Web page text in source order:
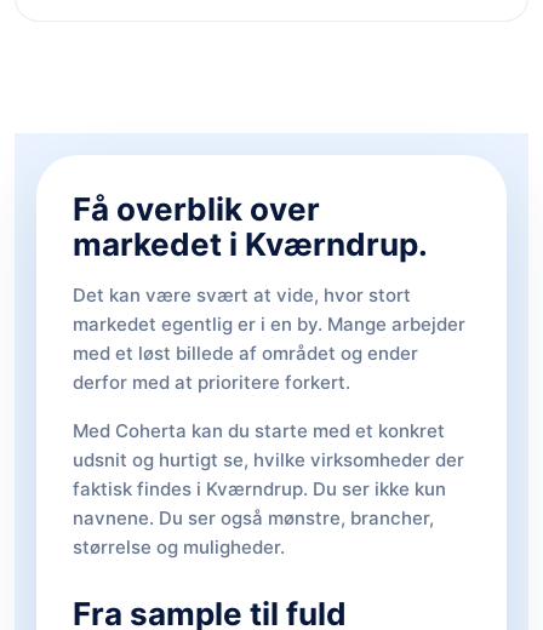
Få overblik over
markedet i Kværndrup.
Det kan være svært at vide, hvor stort
markedet egentlig er i en by. Mange arbejder
med et løst billede af området og ender
derfor med at prioritere forkert.
Med Coherta kan du starte med et konkret
udsnit og hurtigt se, hvilke virksomheder der
faktisk findes i Kværndrup. Du ser ikke kun
navnene. Du ser også mønstre, brancher,
størrelse og muligheder.
Fra sample til fuld